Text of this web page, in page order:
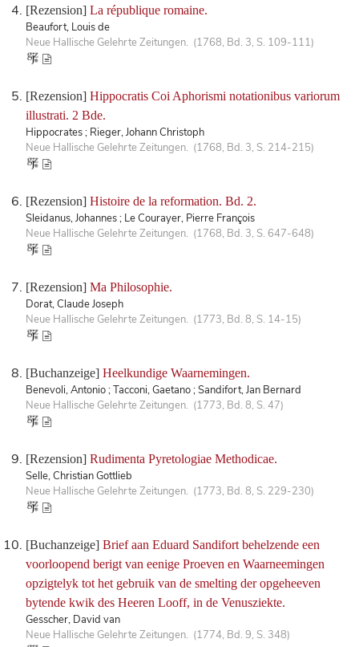
[Rezension] La république romaine.
Beaufort, Louis de
Neue Hallische Gelehrte Zeitungen. (1768, Bd. 3, S. 109-111)
[Rezension] Hippocratis Coi Aphorismi notationibus variorum
illustrati. 2 Bde.
Hippocrates ; Rieger, Johann Christoph
Neue Hallische Gelehrte Zeitungen. (1768, Bd. 3, S. 214-215)
[Rezension] Histoire de la reformation. Bd. 2.
Sleidanus, Johannes ; Le Courayer, Pierre François
Neue Hallische Gelehrte Zeitungen. (1768, Bd. 3, S. 647-648)
[Rezension] Ma Philosophie.
Dorat, Claude Joseph
Neue Hallische Gelehrte Zeitungen. (1773, Bd. 8, S. 14-15)
[Buchanzeige] Heelkundige Waarnemingen.
Benevoli, Antonio ; Tacconi, Gaetano ; Sandifort, Jan Bernard
Neue Hallische Gelehrte Zeitungen. (1773, Bd. 8, S. 47)
[Rezension] Rudimenta Pyretologiae Methodicae.
Selle, Christian Gottlieb
Neue Hallische Gelehrte Zeitungen. (1773, Bd. 8, S. 229-230)
[Buchanzeige] Brief aan Eduard Sandifort behelzende een
voorloopend berigt van eenige Proeven en Waarneemingen
opzigtelyk tot het gebruik van de smelting der opgeheeven
bytende kwik des Heeren Looff, in de Venusziekte.
Gesscher, David van
Neue Hallische Gelehrte Zeitungen. (1774, Bd. 9, S. 348)